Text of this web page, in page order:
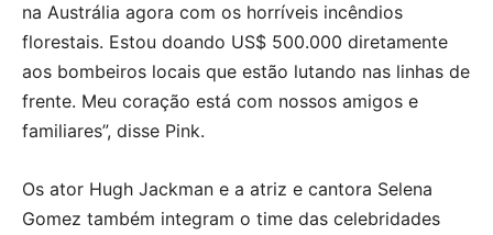
na Austrália agora com os horríveis incêndios
florestais. Estou doando US$ 500.000 diretamente
aos bombeiros locais que estão lutando nas linhas de
frente. Meu coração está com nossos amigos e
familiares”, disse Pink.
Os ator Hugh Jackman e a atriz e cantora Selena
Gomez também integram o time das celebridades